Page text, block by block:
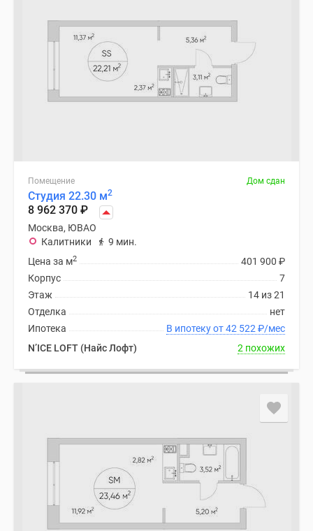
Помещение Дом сдан
Студия 22.30 м2
8 962 370 ₽
Москва, ЮВАО
Калитники
9 мин.
401 900 ₽
Цена за м2
7
Корпус
14 из 21
Этаж
нет
Отделка
В ипотеку от 42 522 ₽/мес
Ипотека
N’ICE LOFT (Найс Лофт)
2 похожих